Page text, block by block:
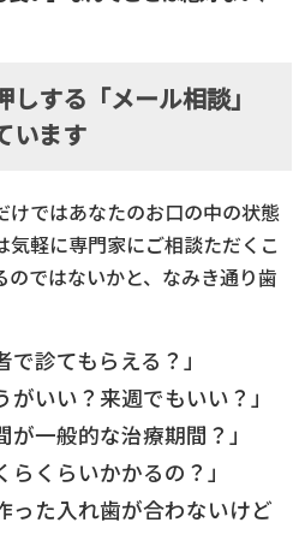
する「メール相談」
います
けではあなたのお口の中の状態
気軽に専門家にご相談ただくこ
のではないかと、なみき通り歯
で診てもらえる？」
がいい？来週でもいい？」
が一般的な治療期間？」
らくらいかかるの？」
った入れ歯が合わないけど